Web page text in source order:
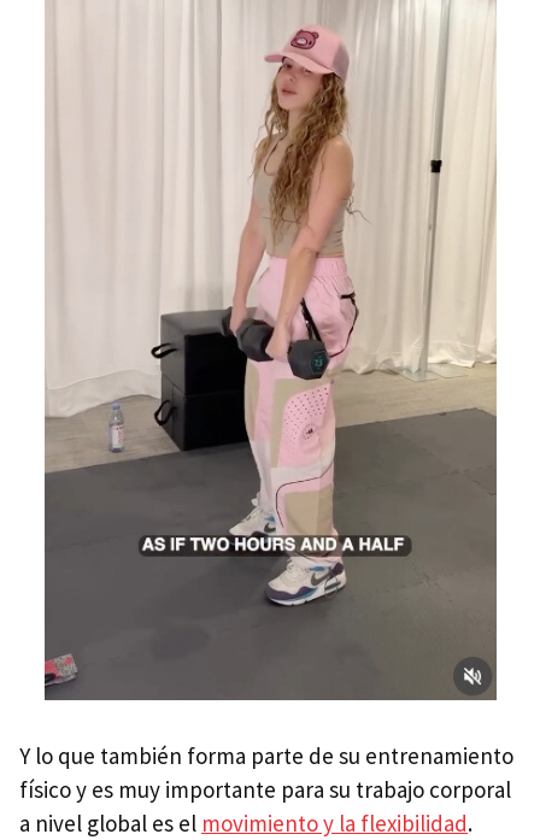
Y lo que también forma parte de su entrenamiento
físico y es muy importante para su trabajo corporal
a nivel global es el movimiento y la flexibilidad.